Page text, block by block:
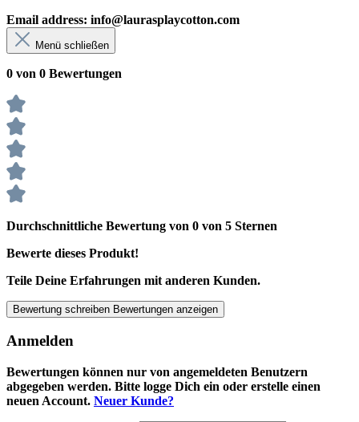
Email address: info@laurasplaycotton.com
Menü schließen
0 von 0 Bewertungen
Durchschnittliche Bewertung von 0 von 5 Sternen
Bewerte dieses Produkt!
Teile Deine Erfahrungen mit anderen Kunden.
Bewertung schreiben Bewertungen anzeigen
Anmelden
Bewertungen können nur von angemeldeten Benutzern
abgegeben werden. Bitte logge Dich ein oder erstelle einen
neuen Account. Neuer Kunde?